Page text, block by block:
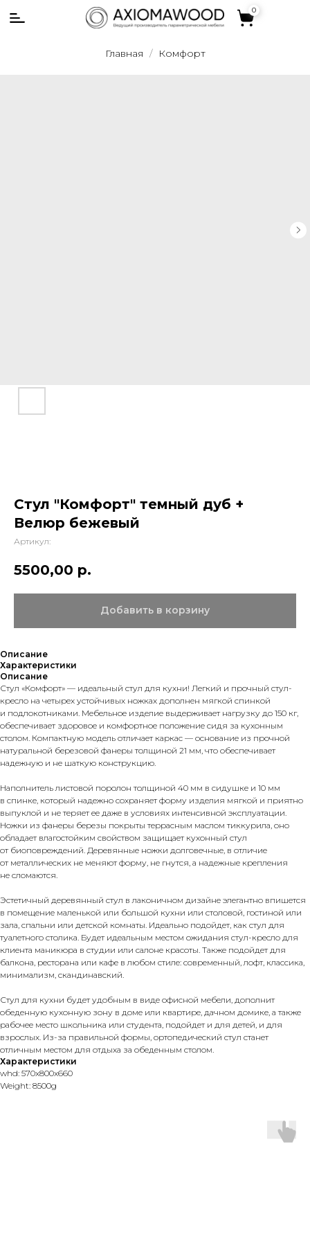
0
0
Главная Комфорт
Стул "Комфорт" темный дуб +
Велюр бежевый
Артикул:
5500,00 р.
Добавить в корзину
Описание
Характеристики
Описание
Стул «Комфорт» — идеальный стул для кухни! Легкий и прочный стул-
кресло на четырех устойчивых ножках дополнен мягкой спинкой
и подлокотниками. Мебельное изделие выдерживает нагрузку до 150 кг,
обеспечивает здоровое и комфортное положение сидя за кухонным
столом. Компактную модель отличает каркас — основание из прочной
натуральной березовой фанеры толщиной 21 мм, что обеспечивает
надежную и не шаткую конструкцию.
Наполнитель листовой поролон толщиной 40 мм в сидушке и 10 мм
в спинке, который надежно сохраняет форму изделия мягкой и приятно
выпуклой и не теряет ее даже в условиях интенсивной эксплуатации.
Ножки из фанеры березы покрыты террасным маслом тиккурила, оно
обладает влагостойким свойством защищает кухонный стул
от биоповреждений. Деревянные ножки долговечные, в отличие
от металлических не меняют форму, не гнутся, а надежные крепления
не сломаются.
Эстетичный деревянный стул в лаконичном дизайне элегантно впишется
в помещение маленькой или большой кухни или столовой, гостиной или
зала, спальни или детской комнаты. Идеально подойдет, как стул для
туалетного столика. Будет идеальным местом ожидания стул-кресло для
клиента маникюра в студии или салоне красоты. Также подойдет для
балкона, ресторана или кафе в любом стиле: современный, лофт, классика,
минимализм, скандинавский.
Стул для кухни будет удобным в виде офисной мебели, дополнит
обеденную кухонную зону в доме или квартире, дачном домике, а также
рабочее место школьника или студента, подойдет и для детей, и для
взрослых. Из-за правильной формы, ортопедический стул станет
отличным местом для отдыха за обеденным столом.
Характеристики
whd: 570x800x660
Weight: 8500g